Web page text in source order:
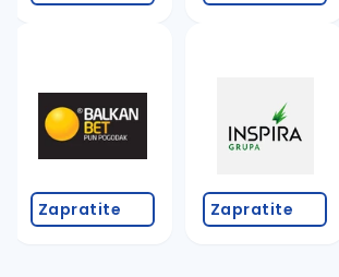
Zapratite Zapratite